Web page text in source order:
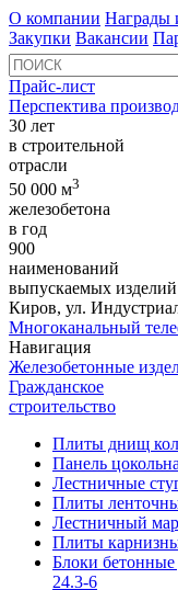
О компании Награды
Закупки Вакансии
Прайс-лист
Перспектива
30 лет
в строительной
отрасли
50 000 м3
железобетона
в год
900
наименований
выпускаемых изделий
Киров, ул.
Многоканальный
Навигация
Железобетонные
Гражданское
строительство
Плиты днищ
Панель
Лестничные
Плиты
Лестничный
Плиты
Блоки
24.3-6